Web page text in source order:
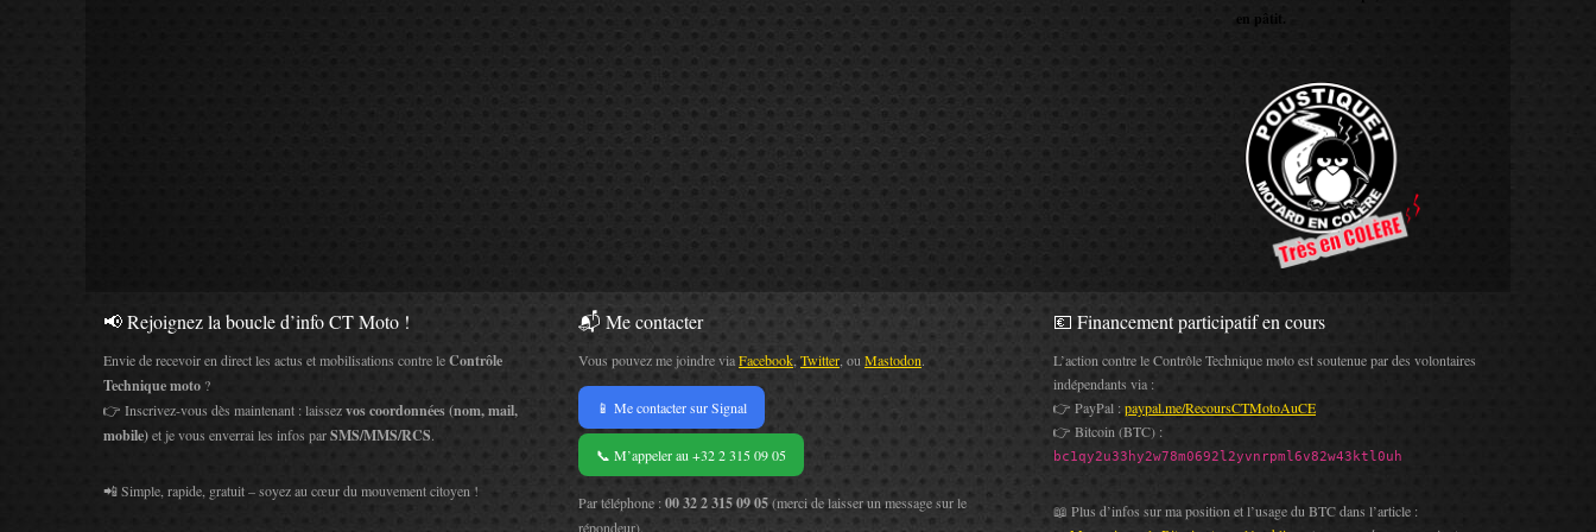
en pâtit.
📢 Rejoignez la boucle d’info CT Moto !
Envie de recevoir en direct les actus et mobilisations contre leContrôle
Technique moto ?
👉 Inscrivez-vous dès maintenant : laissezvos coordonnées (nom, mail,
mobile)et je vous enverrai les infos parSMS/MMS/RCS.
📲 Simple, rapide, gratuit – soyez au cœur du mouvement citoyen !
📬 Me contacter
Vous pouvez me joindre viaFacebook Twitter , ou Mastodon.
📱 Me contacter sur Signal
📞 M’appeler au +32 2 315 09 05
Par téléphone : 00 32 2 315 09 05(merci de laisser un message sur le
répondeur).
💶 Financement participatif en cours
L’action contre le Contrôle Technique moto est soutenue par des volontaires
indépendants via :
👉 PayPal : paypal.me/RecoursCTMotoAuCE
👉 Bitcoin (BTC) :
bc1qy2u33hy2w78m0692l2yvnrpml6v82w43ktl0uh
📖 Plus d’infos sur ma position et l’usage du BTC dans l’article :